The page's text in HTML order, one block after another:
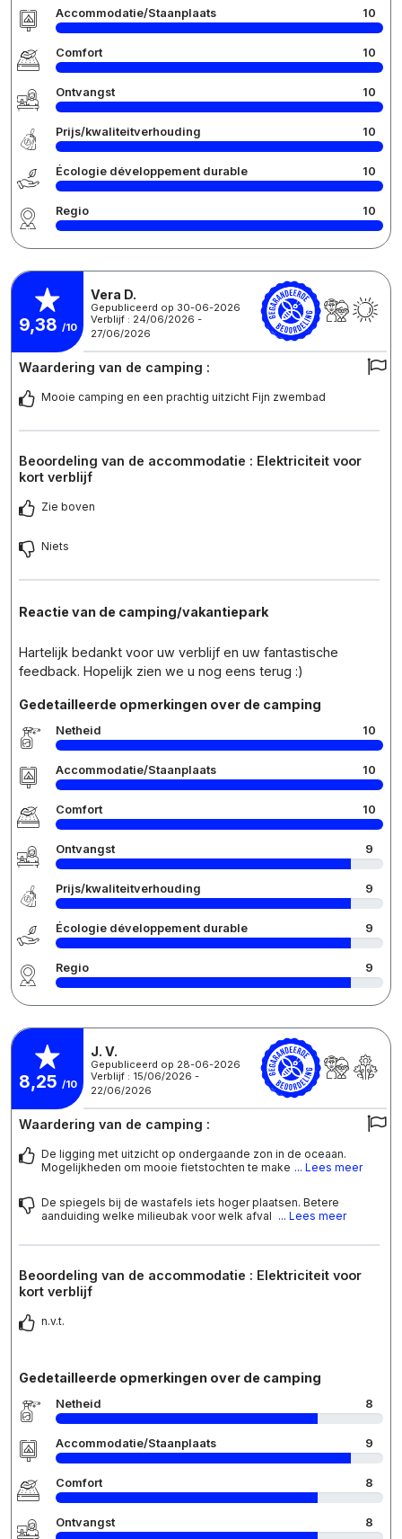
Accommodatie/Staanplaats 10
Comfort 10
Ontvangst 10
Prijs/kwaliteitverhouding 10
Écologie développement durable 10
Regio 10
9,38 /10
Vera D.
Gepubliceerd op 30-06-2026
Verblijf : 24/06/2026 -
27/06/2026
Waardering van de camping :
Mooie camping en een prachtig uitzicht Fijn zwembad
Beoordeling van de accommodatie : Elektriciteit voor
kort verblijf
Zie boven
Niets
Reactie van de camping/vakantiepark
Hartelijk bedankt voor uw verblijf en uw fantastische
feedback. Hopelijk zien we u nog eens terug :)
Gedetailleerde opmerkingen over de camping
Netheid 10
Accommodatie/Staanplaats 10
Comfort 10
Ontvangst 9
Prijs/kwaliteitverhouding 9
Écologie développement durable 9
Regio 9
8,25 /10
J. V.
Gepubliceerd op 28-06-2026
Verblijf : 15/06/2026 -
22/06/2026
Waardering van de camping :
De ligging met uitzicht op ondergaande zon in de oceaan.
Mogelijkheden om mooie fietstochten te make ... Lees meer
De spiegels bij de wastafels iets hoger plaatsen. Betere
aanduiding welke milieubak voor welk afval ... Lees meer
Beoordeling van de accommodatie : Elektriciteit voor
kort verblijf
n.v.t.
Gedetailleerde opmerkingen over de camping
Netheid 8
Accommodatie/Staanplaats 9
Comfort 8
Ontvangst 8